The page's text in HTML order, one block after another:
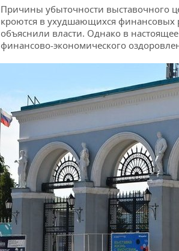
Причины убыточности выставочного
кроются в ухудшающихся финансовых
объяснили власти. Однако в
финансово-экономического